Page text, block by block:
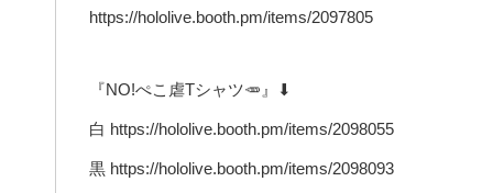
https://hololive.booth.pm/items/2097805
『NO!ぺこ虐Tシャツ🥕』⬇
白 https://hololive.booth.pm/items/2098055
黒 https://hololive.booth.pm/items/2098093